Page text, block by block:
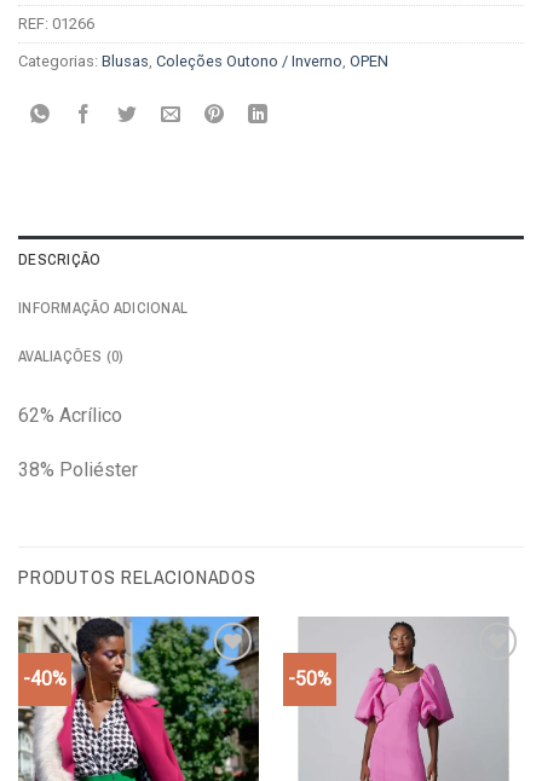
REF: 01266
Categorias: Blusas Coleções Outono / Inverno OPEN
DESCRIÇÃO
INFORMAÇÃO ADICIONAL
AVALIAÇÕES (0)
62% Acrílico
38% Poliéster
PRODUTOS RELACIONADOS
-40%
Add to
wishlist
-50%